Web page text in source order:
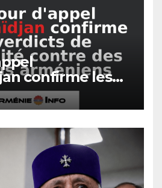
confirme les
culpabilité contre
arméniens